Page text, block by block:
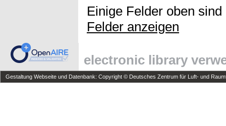
Einige Felder oben
Felder anzeigen
electronic library
Gestaltung Webseite und Datenbank: Copyright © Deutsches Zentrum für Luft- und